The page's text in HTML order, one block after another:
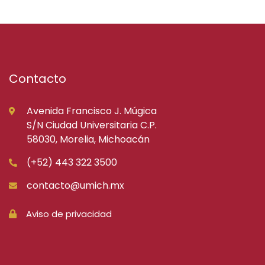
Contacto
Avenida Francisco J. Múgica
S/N Ciudad Universitaria C.P.
58030, Morelia, Michoacán
(+52) 443 322 3500
contacto@umich.mx
Aviso de privacidad